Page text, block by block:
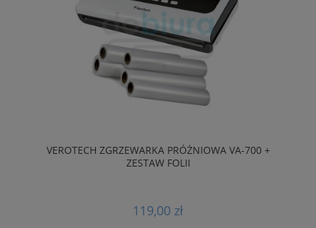
VEROTECH ZGRZEWARKA PRÓŻNIOWA VA-700 +
ZESTAW FOLII
119,00 zł